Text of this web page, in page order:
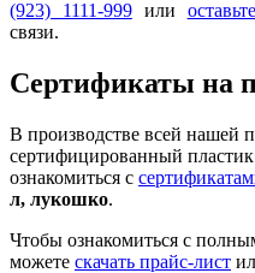
(923) 1111-999или
связи.
Сертификаты на
В производстве всей нашей
сертифицированный
ознакомиться с
л, лукошко.
Чтобы ознакомиться с
можете скачать прайс-лист